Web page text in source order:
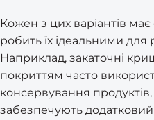
Кожен з цих варіантів
робить їх ідеальними для
Наприклад, закаточні
покриттям часто
консервування
забезпечують додатковий